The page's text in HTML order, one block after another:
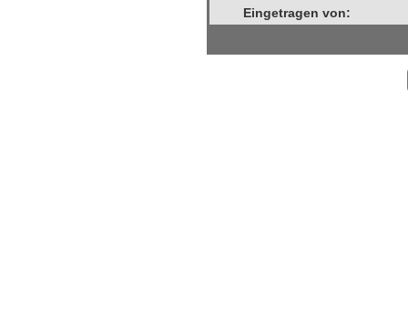
Eingetragen von: